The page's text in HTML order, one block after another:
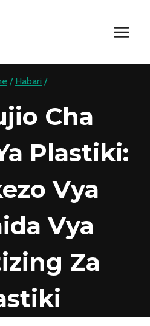
/ Habari /
Cha
Plastiki:
Vya
Vya
Za